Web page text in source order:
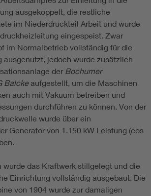
ausgekoppelt, die restliche
im Niederdruckteil Arbeit und wurde
eingespeist. Zwar
im Normalbetrieb vollständig für die
ausgenutzt, jedoch wurde zusätzlich
der Bochumer
Balckeaufgestellt, um die Maschinen
auch mit Vakuum betreiben und
durchführen zu können. Von der
wurde über ein
Generator von 1.150 kW Leistung (cos
wurde das Kraftwerk stillgelegt und die
Einrichtung vollständig ausgebaut. Die
von 1904 wurde zur damaligen